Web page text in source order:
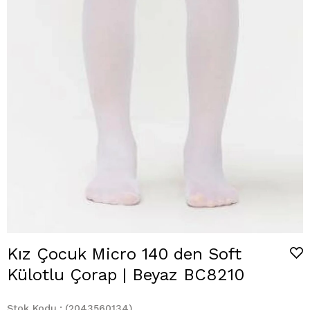
Kız Çocuk Micro 140 den Soft
Külotlu Çorap | Beyaz BC8210